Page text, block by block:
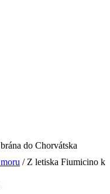
/ Z letiska Fiumicino k